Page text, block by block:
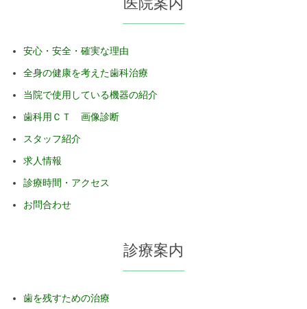
安心・安全・確実な理由
全身の健康を考えた歯科治療
当院で使用している機器の紹介
歯科用ＣＴ 画像診断
スタッフ紹介
求人情報
診療時間・アクセス
お問合わせ
診療案内
歯を残すための治療